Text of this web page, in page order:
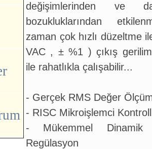
değişimlerinden ve
bozukluklarından
zaman çok hızlı düzeltme
VAC , ± %1 ) çıkış
ile rahatlıkla çalışabilir...
- Gerçek RMS Değer
- RISC Mikroişlemci
- Mükemmel
Regülasyon